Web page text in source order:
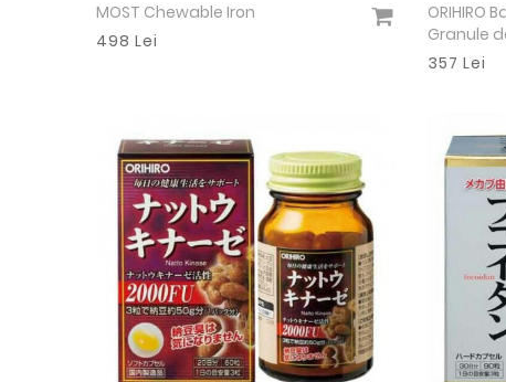
Vezi detalii
MOST Chewable Iron
498 Lei
ORIHIRO
Granule
357 Lei